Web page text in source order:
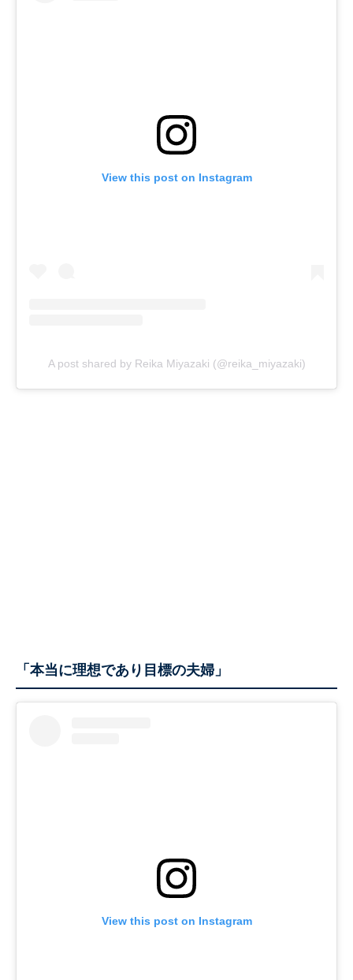
View this post on Instagram
A post shared by Reika Miyazaki (@reika_miyazaki)
「本当に理想であり目標の夫婦」
View this post on Instagram